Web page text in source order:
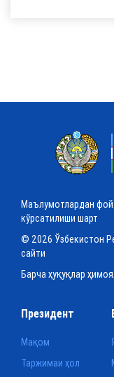
Маълумотлардан
кўрсатилиши шарт
© 2026 Ўзбекистон
сайти
Барча ҳуқуқлар
Президент
Мақом
Таржимаи ҳол